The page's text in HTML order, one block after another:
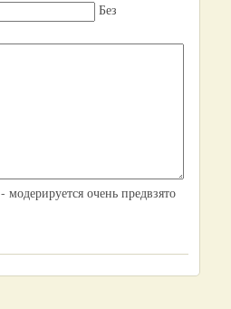
Без
- модерируется очень предвзято